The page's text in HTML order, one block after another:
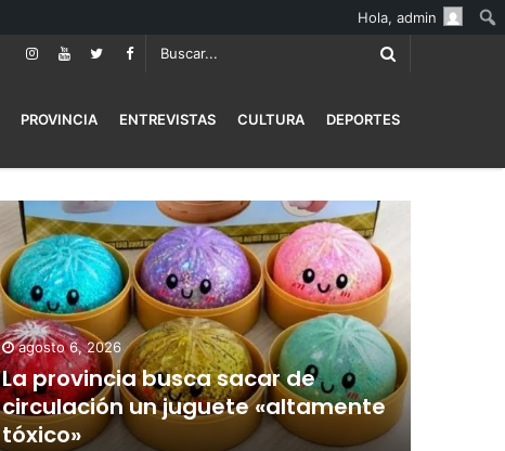
PROVINCIA ENTREVISTAS CULTURA DEPORTES
agosto 6, 2026
La provincia busca sacar de
circulación un juguete «altamente
tóxico»
Hola, admin